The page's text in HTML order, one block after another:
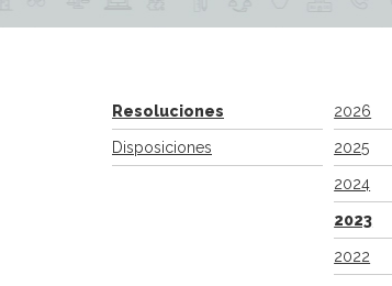
Resoluciones
Disposiciones
2026
2025
2024
2023
2022